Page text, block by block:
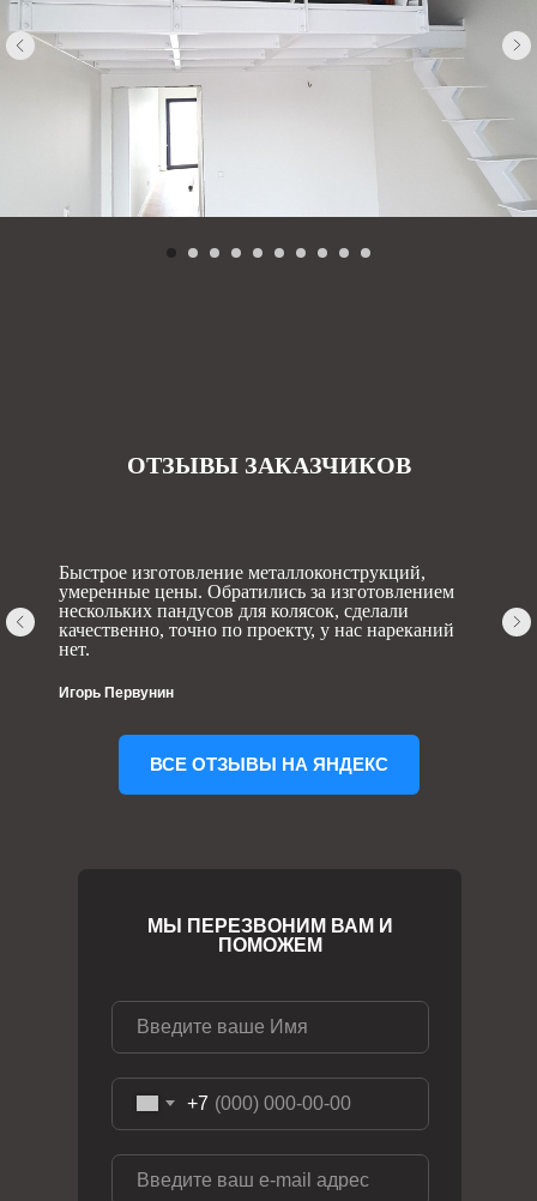
ОТЗЫВЫ ЗАКАЗЧИКОВ
Быстрое изготовление металлоконструкций,
умеренные цены. Обратились за изготовлением
нескольких пандусов для колясок, сделали
качественно, точно по проекту, у нас нареканий
нет.
Игорь Первунин
ВСЕ ОТЗЫВЫ НА ЯНДЕКС
+7
МЫ ПЕРЕЗВОНИМ ВАМ И
ПОМОЖЕМ